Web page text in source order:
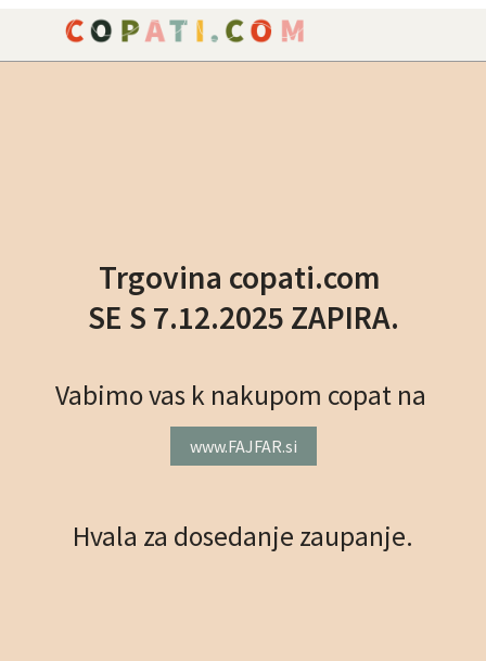
Trgovina copati.com
SE S 7.12.2025 ZAPIRA.
Vabimo vas k nakupom copat na
www.FAJFAR.si
Hvala za dosedanje zaupanje.